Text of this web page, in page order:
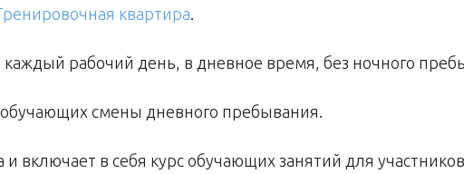
квартира.
каждый рабочий день, в дневное время, без ночного
смены дневного пребывания.
включает в себя курс обучающих занятий для